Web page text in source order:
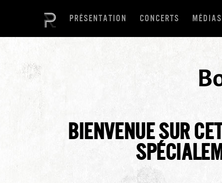
PRÉSENTATION CONCERTS MÉDIAS
BIENVENUE SUR